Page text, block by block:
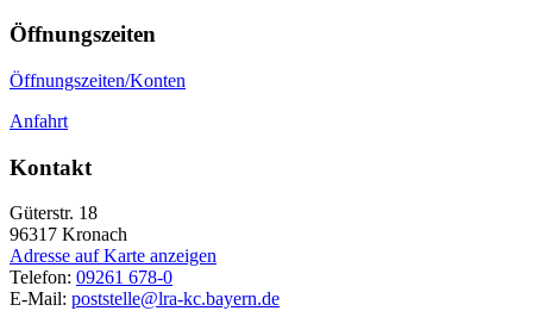
Öffnungszeiten
Öffnungszeiten/Konten
Anfahrt
Kontakt
Güterstr. 18
96317 Kronach
Adresse auf Karte anzeigen
Telefon: 09261 678-0
E-Mail: poststelle@lra-kc.bayern.de